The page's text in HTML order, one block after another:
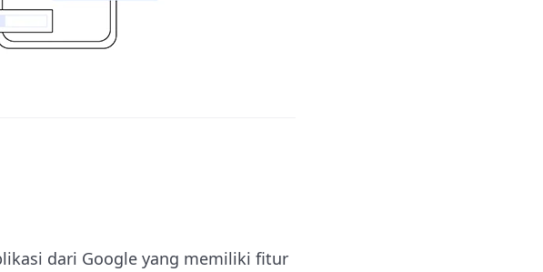
dari Google yang memiliki fitur